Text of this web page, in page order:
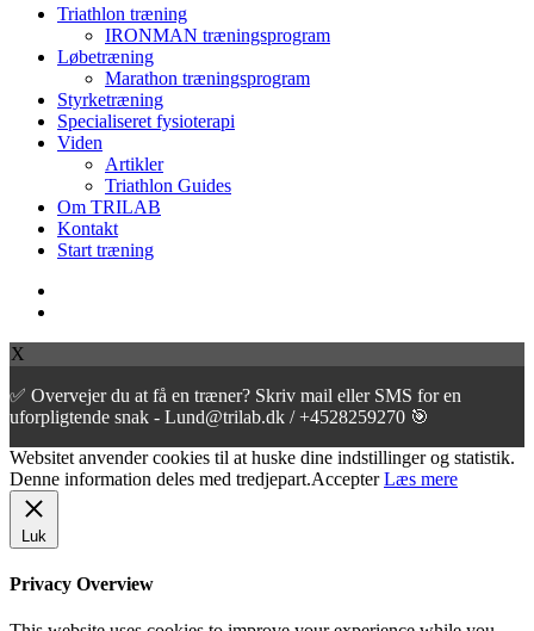
Close
Triathlon træning
IRONMAN træningsprogram
Løbetræning
Marathon træningsprogram
Styrketræning
Specialiseret fysioterapi
Viden
Artikler
Triathlon Guides
Om TRILAB
Kontakt
Start træning
X
✅ Overvejer du at få en træner? Skriv mail eller SMS for en
uforpligtende snak - Lund@trilab.dk / +4528259270 🎯
Websitet anvender cookies til at huske dine indstillinger og statistik.
Denne information deles med tredjepart.Accepter Læs mere
Luk
Privacy Overview